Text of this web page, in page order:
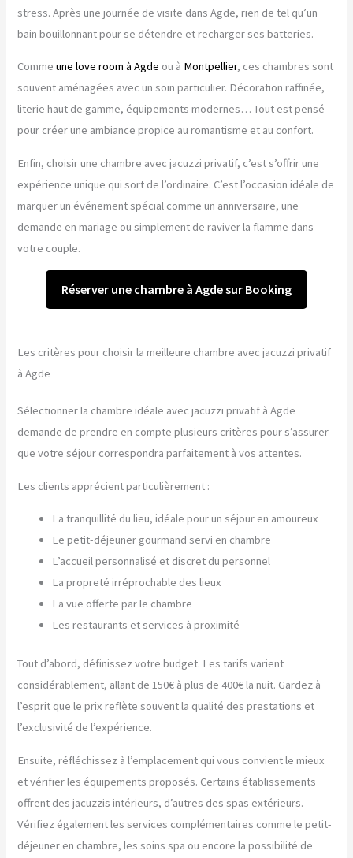
stress. Après une journée de visite dans Agde, rien de tel qu’un
bain bouillonnant pour se détendre et recharger ses batteries.
Comme une love room à Agde ou à Montpellier, ces chambres sont
souvent aménagées avec un soin particulier. Décoration raffinée,
literie haut de gamme, équipements modernes… Tout est pensé
pour créer une ambiance propice au romantisme et au confort.
Enfin, choisir une chambre avec jacuzzi privatif, c’est s’offrir une
expérience unique qui sort de l’ordinaire. C’est l’occasion idéale de
marquer un événement spécial comme un anniversaire, une
demande en mariage ou simplement de raviver la flamme dans
votre couple.
Réserver une chambre à Agde sur Booking
Les critères pour choisir la meilleure chambre avec jacuzzi privatif
à Agde
Sélectionner la chambre idéale avec jacuzzi privatif à Agde
demande de prendre en compte plusieurs critères pour s’assurer
que votre séjour correspondra parfaitement à vos attentes.
Les clients apprécient particulièrement :
La tranquillité du lieu, idéale pour un séjour en amoureux
Le petit-déjeuner gourmand servi en chambre
L’accueil personnalisé et discret du personnel
La propreté irréprochable des lieux
La vue offerte par le chambre
Les restaurants et services à proximité
Tout d’abord, définissez votre budget. Les tarifs varient
considérablement, allant de 150€ à plus de 400€ la nuit. Gardez à
l’esprit que le prix reflète souvent la qualité des prestations et
l’exclusivité de l’expérience.
Ensuite, réfléchissez à l’emplacement qui vous convient le mieux
et vérifier les équipements proposés. Certains établissements
offrent des jacuzzis intérieurs, d’autres des spas extérieurs.
Vérifiez également les services complémentaires comme le petit-
déjeuner en chambre, les soins spa ou encore la possibilité de